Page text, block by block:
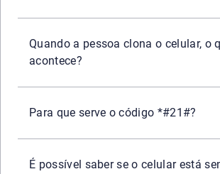
Quando a pessoa clona o celular, o
acontece?
Para que serve o código *#21#?
É possível saber se o celular está